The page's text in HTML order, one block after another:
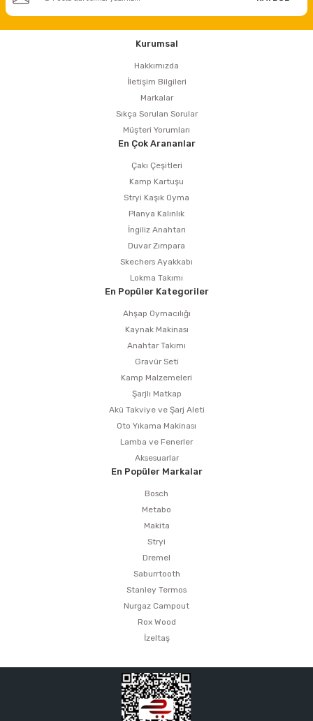
Kurumsal
Hakkımızda
İletişim Bilgileri
Markalar
Sıkça Sorulan Sorular
Müşteri Yorumları
En Çok Arananlar
Çakı Çeşitleri
Kamp Kartuşu
Stryi Kaşık Oyma
Planya Kalınlık
İngiliz Anahtarı
Duvar Zımpara
Skechers Ayakkabı
Lokma Takımı
En Popüler Kategoriler
Ahşap Oymacılığı
Kaynak Makinası
Anahtar Takımı
Gravür Seti
Kamp Malzemeleri
Şarjlı Matkap
Akü Takviye ve Şarj Aleti
Oto Yıkama Makinası
Lamba ve Fenerler
Aksesuarlar
En Popüler Markalar
Bosch
Metabo
Makita
Stryi
Dremel
Saburrtooth
Stanley Termos
Nurgaz Campout
Rox Wood
İzeltaş